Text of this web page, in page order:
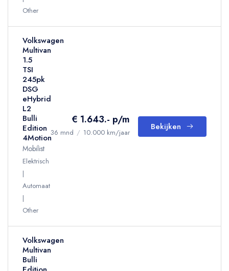
Other
Volkswagen
Multivan
1.5
TSI
245pk
DSG
eHybrid
L2
Bulli
Edition
4Motion
Mobilist
Elektrisch
Automaat
Other
€ 1.643.- p/m
36 mnd / 10.000 km/jaar
Bekijken
Volkswagen
Multivan
Bulli